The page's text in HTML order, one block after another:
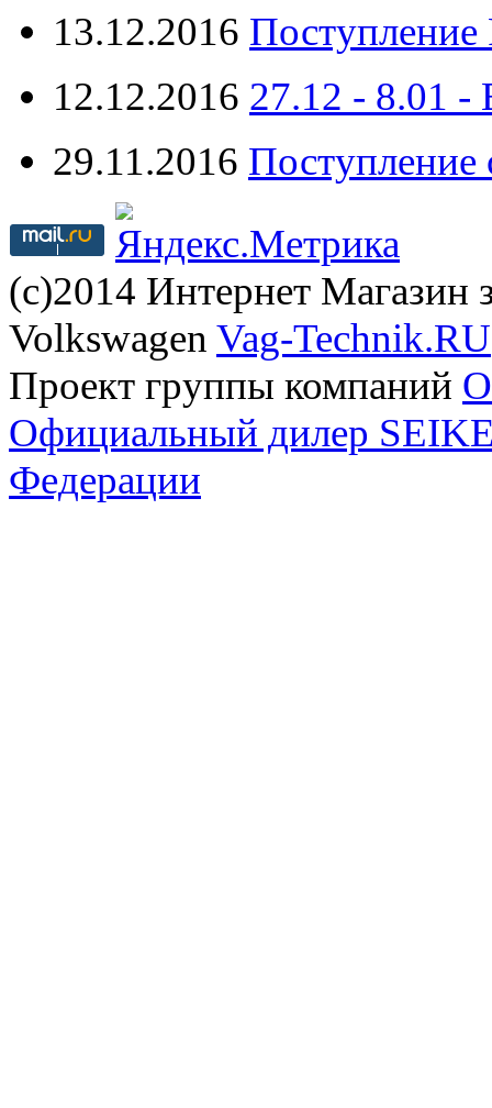
13.12.2016 Поступление
12.12.2016 27.12 -
29.11.2016 Поступление
(с)2014 Интернет Магазин
Volkswagen Vag-Technik.RU
Проект группы компаний
Официальный дилер
Федерации